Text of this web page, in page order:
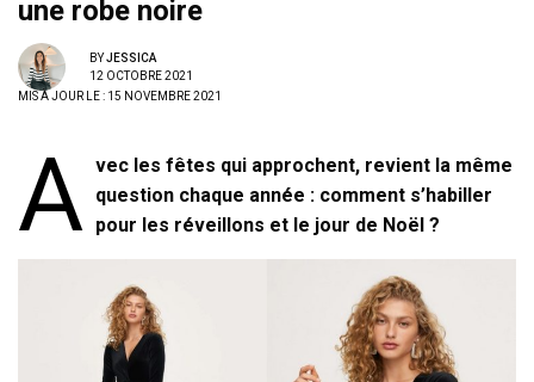
une robe noire
BYJESSICA
12 OCTOBRE 2021
MIS À JOUR LE : 15 NOVEMBRE 2021
A vec les fêtes qui approchent, revient la même
question chaque année : comment s’habiller
pour les réveillons et le jour de Noël ?